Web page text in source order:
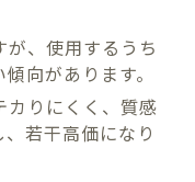
が、使用するうち
向があります。
カりにくく、質感
若干高価になり